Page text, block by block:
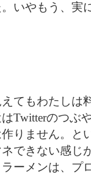
いやもう、実
てもわたしは
Twitterのつぶ
りません。と
できない感じ
ーメンは、プ